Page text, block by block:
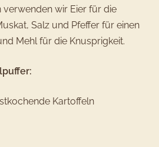
verwenden wir Eier für die
Salz und Pfeffer für einen
Mehl für die Knusprigkeit.
Kartoffeln